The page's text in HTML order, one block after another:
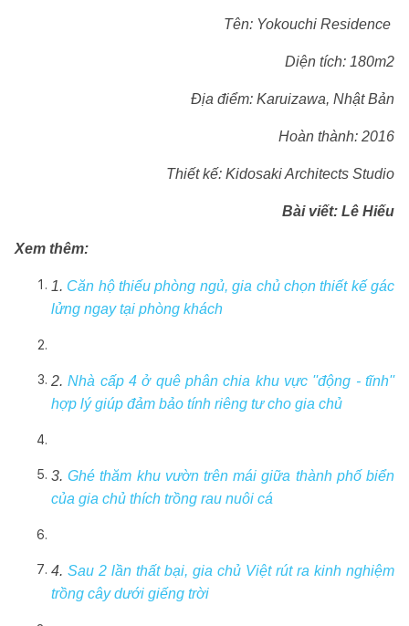
Tên: Yokouchi Residence
Diện tích: 180m2
Địa điểm: Karuizawa, Nhật Bản
Hoàn thành: 2016
Thiết kế: Kidosaki Architects Studio
Bài viết: Lê Hiếu
Xem thêm:
1. Căn hộ thiếu phòng ngủ, gia chủ chọn thiết kế gác
lửng ngay tại phòng khách
2.Nhà cấp 4 ở quê phân chia khu vực ''động - tĩnh''
hợp lý giúp đảm bảo tính riêng tư cho gia chủ
3.Ghé thăm khu vườn trên mái giữa thành phố biển
của gia chủ thích trồng rau nuôi cá
4. Sau 2 lần thất bại, gia chủ Việt rút ra kinh nghiệm
trồng cây dưới giếng trời